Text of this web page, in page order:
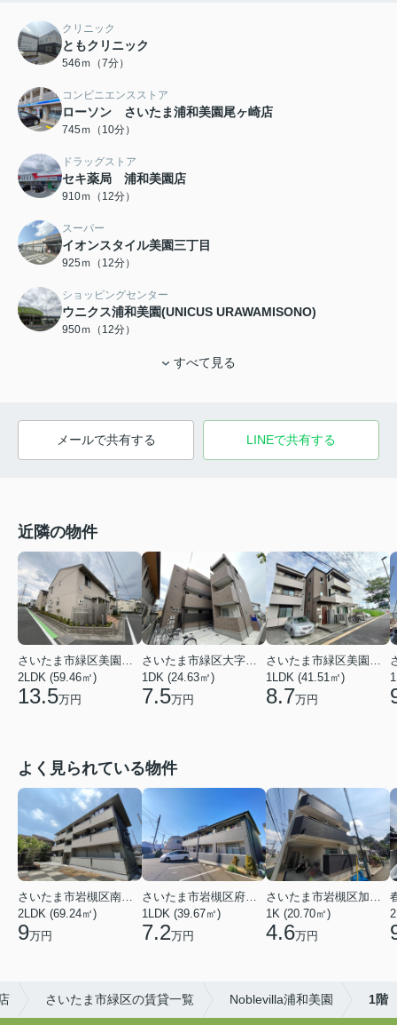
クリニック
ともクリニック
546ｍ（7分）
コンビニエンスストア
ローソン さいたま浦和美園尾ヶ崎店
745ｍ（10分）
ドラッグストア
セキ薬局 浦和美園店
910ｍ（12分）
スーパー
イオンスタイル美園三丁目
925ｍ（12分）
ショッピングセンター
ウニクス浦和美園(UNICUS URAWAMISONO)
950ｍ（12分）
すべて見る
メールで共有する LINEで共有する
近隣の物件
さいたま市緑区美園６丁目
2LDK (59.46㎡)
13.5万円
さいたま市緑区大字下野田
1DK (24.63㎡)
7.5万円
さいたま市緑区美園３丁目
1LDK (41.51㎡)
8.7万円
よく見られている物件
さいたま市岩槻区南平野４丁目
2LDK (69.24㎡)
9万円
さいたま市岩槻区府内１丁目
1LDK (39.67㎡)
7.2万円
さいたま市岩槻区加倉１丁目
1K (20.70㎡)
4.6万円
さいたま市緑区の賃貸一覧 Noblevilla浦和美園 1階